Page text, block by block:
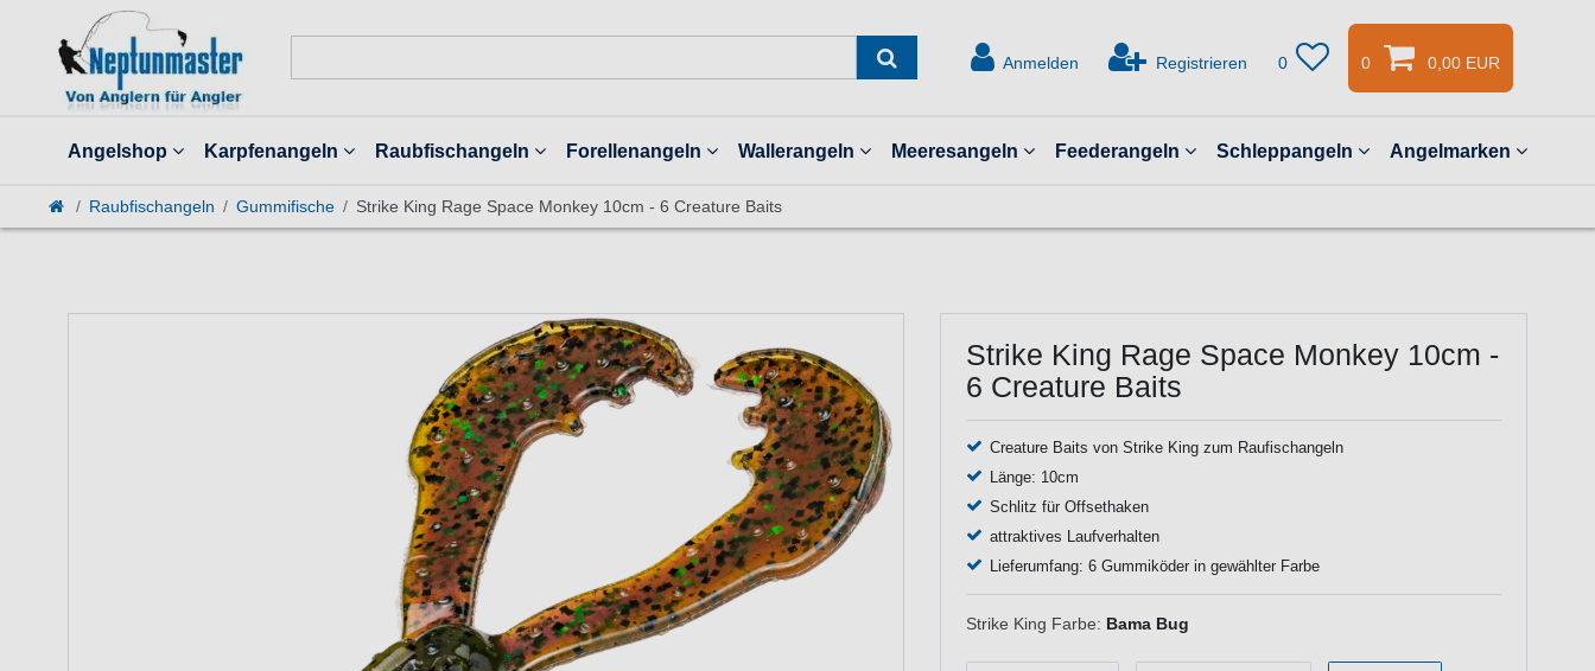
Anmelden Registrieren 0 0 0,00 EUR
Angelshop Karpfenangeln Raubfischangeln Forellenangeln Wallerangeln Meeresangeln Feederangeln Schleppangeln Angelmarken
Raubfischangeln Gummifische Strike King Rage Space Monkey 10cm - 6 Creature Baits
Strike King Rage Space Monkey 10cm -
6 Creature Baits
Creature Baits von Strike King zum Raufischangeln
Länge: 10cm
Schlitz für Offsethaken
attraktives Laufverhalten
Lieferumfang: 6 Gummiköder in gewählter Farbe
Strike King Farbe: Bama Bug